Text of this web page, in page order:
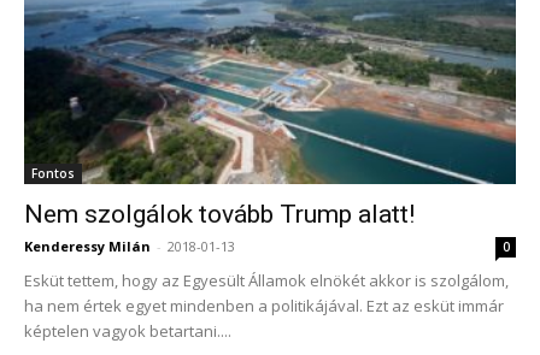
Fontos
Nem szolgálok tovább Trump alatt!
Kenderessy Milán - 2018-01-13 0
Esküt tettem, hogy az Egyesült Államok elnökét akkor is szolgálom,
ha nem értek egyet mindenben a politikájával. Ezt az esküt immár
képtelen vagyok betartani....